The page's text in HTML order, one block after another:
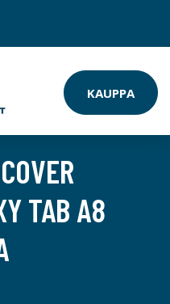
KAUPPA
TAB A8